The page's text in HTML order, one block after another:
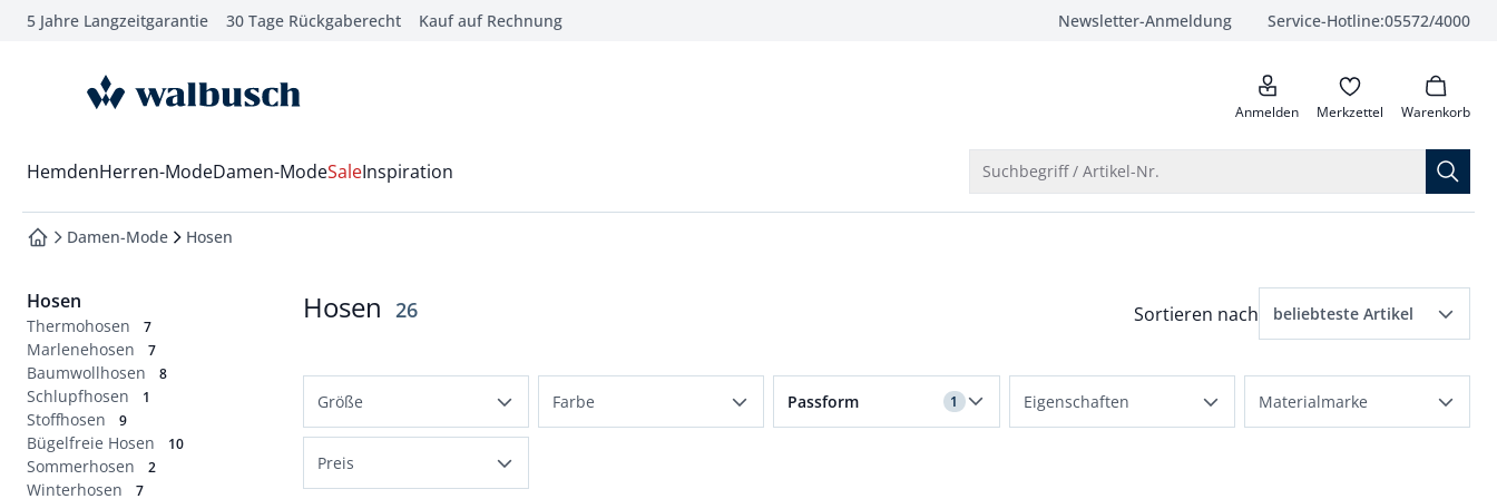
springen
springen
springen
5 Jahre Langzeitgarantie 30 Tage Rückgaberecht Kauf auf Rechnung Newsletter-Anmeldung Service-Hotline:05572/4000
anrufen
zur Startseite Anmelden Merkzettel Warenkorb
Wechsel in das Menü mit Pfeil-Runter Taste
HemdenHerren-ModeDamen-ModeSaleInspiration Suchbegriff / Artikel-Nr.
zur Startseite
Damen-Mode Hosen
Hosen
Thermohosen 7
Marlenehosen 7
Baumwollhosen 8
Schlupfhosen 1
Stoffhosen 9
Bügelfreie Hosen 10
Sommerhosen 2
Winterhosen 7
Hosen Ergebnisse
26 Menü Sortierung: beliebteste Artikel
Sortieren nach beliebteste Artikel
Preis aufsteigend
Größe
Normalgrößen
36 38 40 42
Farbe
Filter für Passform Langgrößen angewendet
Passform 1 Eigenschaften Materialmarke
Preis